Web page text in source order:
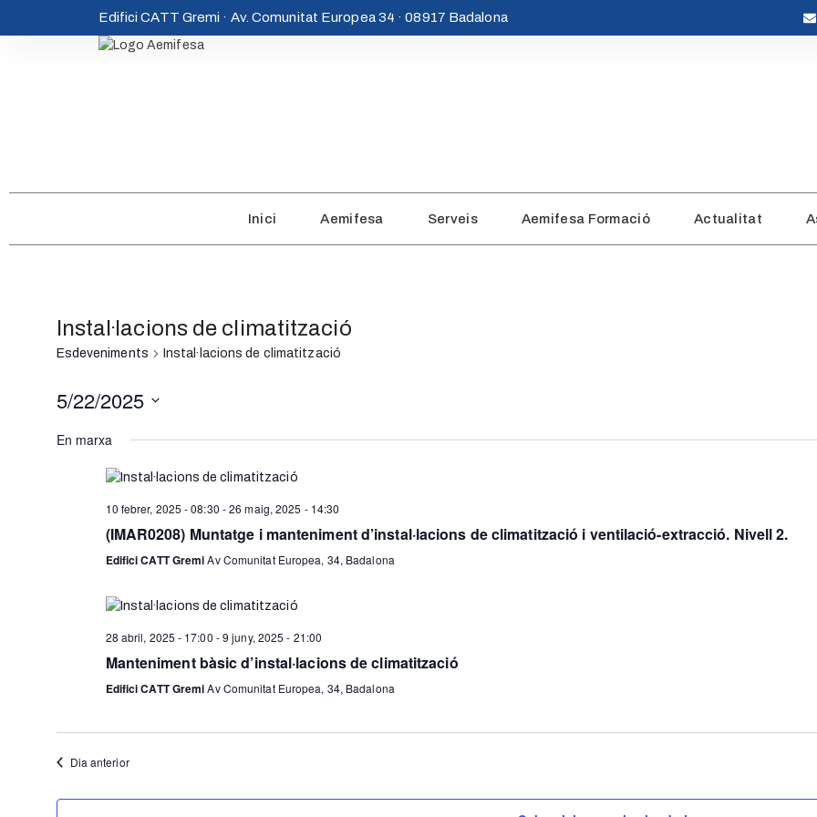
Edifici CATT Gremi · Av. Comunitat Europea 34 · 08917 Badalona
Inici Aemifesa Serveis Aemifesa Formació Actualitat
Instal·lacions de climatització
Esdeveniments Instal·lacions de climatització
5/22/2025
una
data.
En marxa
10 febrer, 2025 - 08:30 -26 maig, 2025 - 14:30
(IMAR0208) Muntatge i manteniment d’instal·lacions de climatització i ventilació-extracció. Nivell 2.
Edifici CATT GremiAv Comunitat Europea, 34, Badalona
28 abril, 2025 - 17:00 -9 juny, 2025 - 21:00
Manteniment bàsic d’instal·lacions de climatització
Edifici CATT GremiAv Comunitat Europea, 34, Badalona
Dia anterior